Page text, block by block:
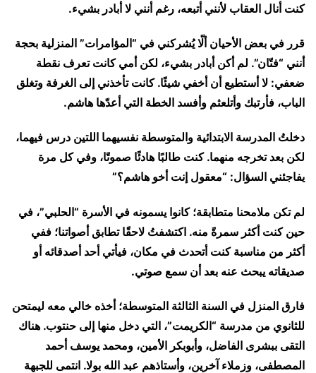
كنت أنال العقاب لأنني أتبعه، رغم أنني لا أبادر بشيء.
قرر في بعض الأحيان ألّا يُشركني في “المؤامرات” المنزلية بحجة
أنني “فتّان”. لم أكن أبادر بشيء، لكن أمي كانت تعرف نقطة
ضعفي: لا أستطيع أن أخفي شيئًا. كانت تأخذني إلى الغرفة وتغلق
الباب، فأرتبك وأتلعثم وأفسد الخطة التي أعدّها هاشم.
دخلتُ المدرسة الابتدائية والمتوسطة نفسيهما اللتين درس فيهما،
لكن بعد تخرجه منهما. كنت طالبًا هادئًا صموتًا، وفي كل مرة
يفاجئني السؤال: “معقول إنت أخو هاشم؟”
لم تكن ملامحنا متطابقة؛ كانوا يسمونه في الأسرة “الحلبي”، في
حين كنت أكثر سمرةً منه. اكتشفتُ لاحقًا تطابق أصواتنا؛ ففي
أكثر من مناسبة كنت أتحدث في مكان، فيأتي أحد أصدقائه أو
صديقاته يبحث عنه بعد أن سمع صوتي.
فارق المنزل في السنة الثالثة المتوسطة؛ أخذه خالي معه ليمتحن
للثانوي من مدرسة “الكريمت”، التي دخل منها إلى حنتوب. هناك
التقى ببشرى الفاضل، وأبوبكر الأمين، ومحمد يوسف أحمد
المصطفى، وزملاء آخرين، وأستاذهم عبد الله بولا. انتمى للجبهة